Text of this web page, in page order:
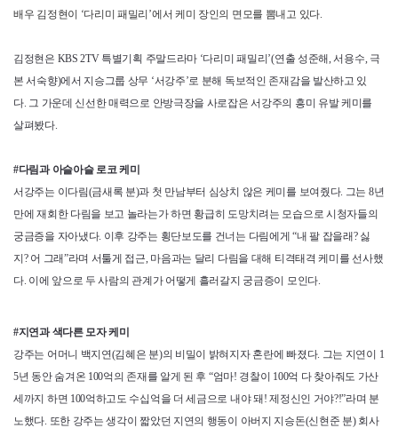
배우 김정현이 ‘다리미 패밀리’에서 케미 장인의 면모를 뽐내고 있다.
김정현은 KBS 2TV 특별기획 주말드라마 ‘다리미 패밀리’(연출 성준해, 서용수, 극
본 서숙향)에서 지승그룹 상무 ‘서강주’로 분해 독보적인 존재감을 발산하고 있
다. 그 가운데 신선한 매력으로 안방극장을 사로잡은 서강주의 흥미 유발 케미를
살펴봤다.
#다림과 아슬아슬 로코 케미
서강주는 이다림(금새록 분)과 첫 만남부터 심상치 않은 케미를 보여줬다. 그는 8년
만에 재회한 다림을 보고 놀라는가 하면 황급히 도망치려는 모습으로 시청자들의
궁금증을 자아냈다. 이후 강주는 횡단보도를 건너는 다림에게 “내 팔 잡을래? 싫
지? 어 그래”라며 서툴게 접근, 마음과는 달리 다림을 대해 티격태격 케미를 선사했
다. 이에 앞으로 두 사람의 관계가 어떻게 흘러갈지 궁금증이 모인다.
#지연과 색다른 모자 케미
강주는 어머니 백지연(김혜은 분)의 비밀이 밝혀지자 혼란에 빠졌다. 그는 지연이 1
5년 동안 숨겨온 100억의 존재를 알게 된 후 “엄마! 경찰이 100억 다 찾아줘도 가산
세까지 하면 100억하고도 수십억을 더 세금으로 내야 돼! 제정신인 거야?!”라며 분
노했다. 또한 강주는 생각이 짧았던 지연의 행동이 아버지 지승돈(신현준 분) 회사